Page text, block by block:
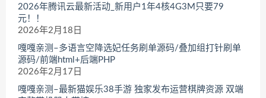
2026年腾讯云最新活动_新用户1年4核4G3M只要79
元！！
2026年2月18日
嘎嘎亲测–多语言空降选妃任务刷单源码/叠加组打针刷单
源码/前端html+后端PHP
2026年2月17日
嘎嘎亲测–最新猫娱乐38手游 独家发布运营棋牌资源 双端